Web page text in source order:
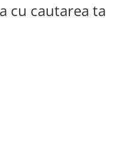
cu cautarea ta